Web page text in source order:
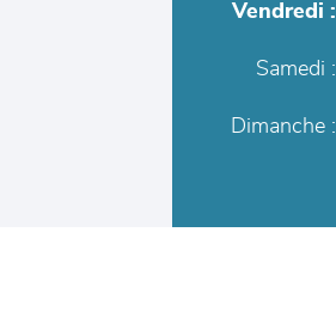
Vendredi :
Samedi :
Dimanche :